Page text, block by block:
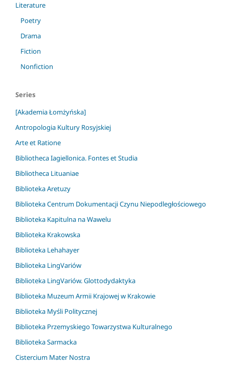
Literature
Poetry
Drama
Fiction
Nonfiction
Series
[Akademia Łomżyńska]
Antropologia Kultury Rosyjskiej
Arte et Ratione
Bibliotheca Iagiellonica. Fontes et Studia
Bibliotheca Lituaniae
Biblioteka Aretuzy
Biblioteka Centrum Dokumentacji Czynu Niepodległościowego
Biblioteka Kapitulna na Wawelu
Biblioteka Krakowska
Biblioteka Lehahayer
Biblioteka LingVariów
Biblioteka LingVariów. Glottodydaktyka
Biblioteka Muzeum Armii Krajowej w Krakowie
Biblioteka Myśli Politycznej
Biblioteka Przemyskiego Towarzystwa Kulturalnego
Biblioteka Sarmacka
Cistercium Mater Nostra